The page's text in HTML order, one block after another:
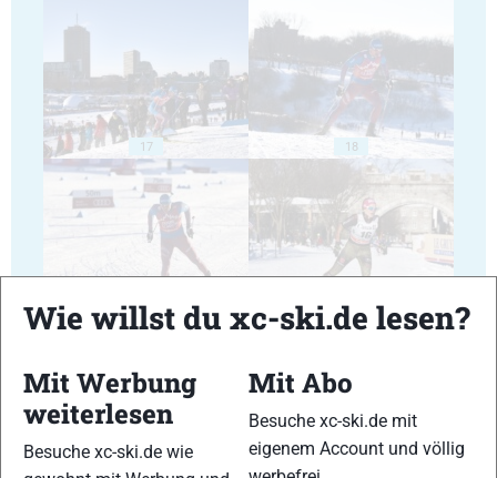
17 18
19 20
Wie willst du xc-ski.de lesen?
Mit Werbung
weiterlesen
Besuche xc-ski.de wie
Mit Abo
Besuche xc-ski.de mit
eigenem Account und völlig